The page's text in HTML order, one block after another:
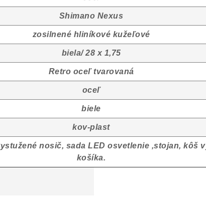
Shimano Nexus
zosilnené hliníkové kužeľové
biela/ 28 x 1,75
Retro oceľ tvarovaná
oceľ
biele
kov-plast
nosič, sada LED osvetlenie ,stojan, kôš
košíka.